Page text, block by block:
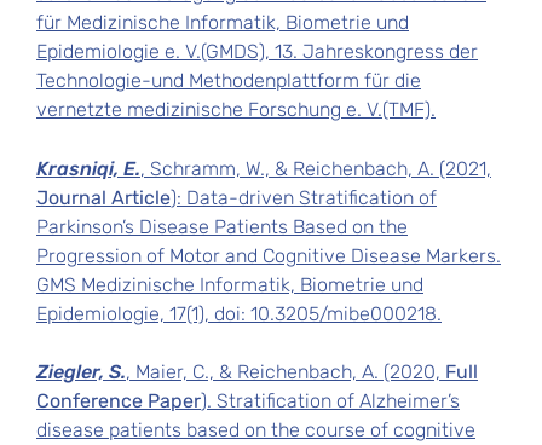
für Medizinische Informatik, Biometrie und
Epidemiologie e. V.(GMDS), 13. Jahreskongress der
Technologie-und Methodenplattform für die
vernetzte medizinische Forschung e. V.(TMF).
Krasniqi, E., Schramm, W., & Reichenbach, A. (2021,
Journal Article): Data-driven Stratification of
Parkinson’s Disease Patients Based on the
Progression of Motor and Cognitive Disease Markers.
GMS Medizinische Informatik, Biometrie und
Epidemiologie, 17(1), doi: 10.3205/mibe000218.
Ziegler, S., Maier, C., & Reichenbach, A. (2020, Full
Conference Paper). Stratification of Alzheimer’s
disease patients based on the course of cognitive